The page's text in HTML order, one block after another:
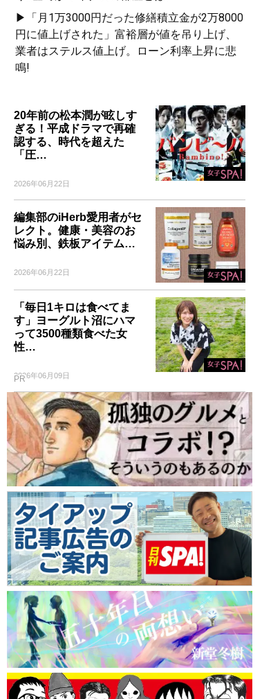
▶「月1万3000円だった修繕積立金が2万8000
円に値上げされた」富裕層が値を吊り上げ、
業者はステルス値上げ。ローン利率上昇に悲
鳴!
20年前の松本潤が眩しす
ぎる！平成ドラマで再確
認する、時代を超えた
「圧…
2026年06月22日
編集部のiHerb愛用者がセ
レクト。健康・美容のお
悩み別、鉄板アイテム…
2026年06月22日
「毎日1キロは食べてま
す」ヨーグルト沼にハマ
って3500種類食べた女
性…
2026年06月09日
PR